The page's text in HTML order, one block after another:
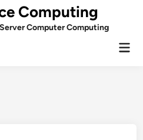
Computing
Computer Computing